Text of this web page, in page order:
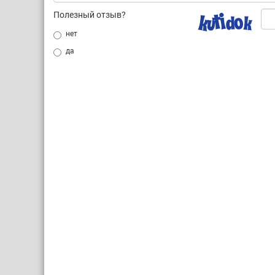
Полезный отзыв?
нет
да